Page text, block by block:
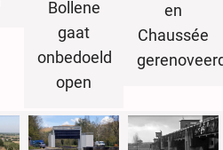
Bollene
gaat
onbedoeld
open
en
Chaussée